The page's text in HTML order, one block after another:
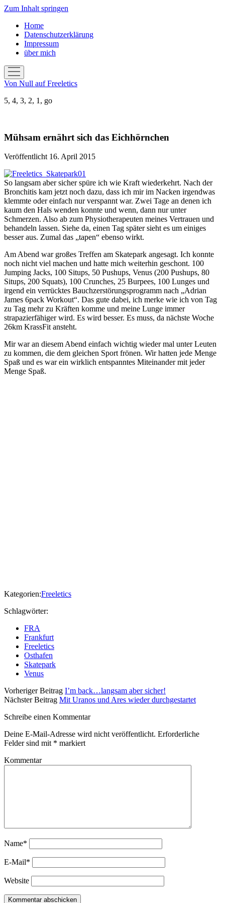
Zum Inhalt springen
Home
Datenschutzerklärung
Impressum
über mich
Menü
öffnen
Von Null auf Freeletics
5, 4, 3, 2, 1, go
Mühsam ernährt sich das Eichhörnchen
Veröffentlicht 16. April 2015
So langsam aber sicher spüre ich wie Kraft wiederkehrt. Nach der
Bronchitis kam jetzt noch dazu, dass ich mir im Nacken irgendwas
klemmte oder einfach nur verspannt war. Zwei Tage an denen ich
kaum den Hals wenden konnte und wenn, dann nur unter
Schmerzen. Also ab zum Physiotherapeuten meines Vertrauen und
behandeln lassen. Siehe da, einen Tag später sieht es um einiges
besser aus. Zumal das „tapen“ ebenso wirkt.
Am Abend war großes Treffen am Skatepark angesagt. Ich konnte
noch nicht viel machen und hatte mich weiterhin geschont. 100
Jumping Jacks, 100 Situps, 50 Pushups, Venus (200 Pushups, 80
Situps, 200 Squats), 100 Crunches, 25 Burpees, 100 Lunges und
irgend ein verrücktes Bauchzerstörungsprogramm nach „Adrian
James 6pack Workout“. Das gute dabei, ich merke wie ich von Tag
zu Tag mehr zu Kräften komme und meine Lunge immer
strapazierfähiger wird. Es wird besser. Es muss, da nächste Woche
26km KrassFit ansteht.
Mir war an diesem Abend einfach wichtig wieder mal unter Leuten
zu kommen, die dem gleichen Sport frönen. Wir hatten jede Menge
Spaß und es war ein wirklich entspanntes Miteinander mit jeder
Menge Spaß.
Kategorien:Freeletics
Schlagwörter:
FRA
Frankfurt
Freeletics
Osthafen
Skatepark
Venus
Vorheriger Beitrag I’m back…langsam aber sicher!
Nächster Beitrag Mit Uranos und Ares wieder durchgestartet
Schreibe einen Kommentar
Deine E-Mail-Adresse wird nicht veröffentlicht. Erforderliche
Felder sind mit * markiert
Kommentar
Name*
E-Mail*
Website